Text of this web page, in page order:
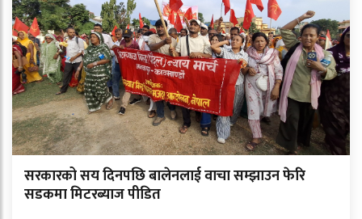
सरकारको सय दिनपछि बालेनलाई वाचा सम्झाउन फेरि
सडकमा मिटरब्याज पीडित